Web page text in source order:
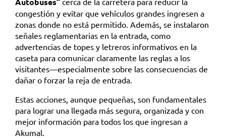
congestión y evitar que vehículos grandes ingresen a
zonas donde no está permitido. Además, se instalaron
señales reglamentarias en la entrada, como
advertencias de topes y letreros informativos en la
caseta para comunicar claramente las reglas a los
visitantes—especialmente sobre las consecuencias de
dañar o forzar la reja de entrada.
Estas acciones, aunque pequeñas, son fundamentales
para lograr una llegada más segura, organizada y con
mejor información para todos los que ingresan a
Akumal.